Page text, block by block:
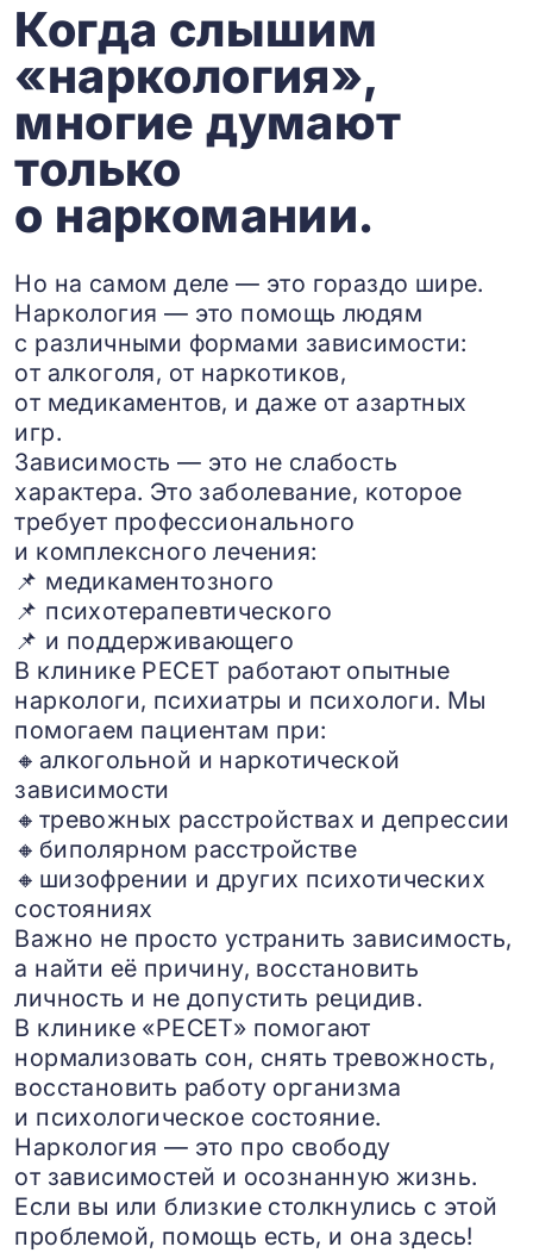
Когда слышим
«наркология»,
многие думают
только
о наркомании.
Но на самом деле — это гораздо шире.
Наркология — это помощь людям
с различными формами зависимости:
от алкоголя, от наркотиков,
от медикаментов, и даже от азартных
игр.
Зависимость — это не слабость
характера. Это заболевание, которое
требует профессионального
и комплексного лечения:
📌 медикаментозного
📌 психотерапевтического
📌 и поддерживающего
В клинике РЕСЕТ работают опытные
наркологи, психиатры и психологи. Мы
помогаем пациентам при:
🔸алкогольной и наркотической
зависимости
🔸тревожных расстройствах и депрессии
🔸биполярном расстройстве
🔸шизофрении и других психотических
состояниях
Важно не просто устранить зависимость,
а найти её причину, восстановить
личность и не допустить рецидив.
В клинике «РЕСЕТ» помогают
нормализовать сон, снять тревожность,
восстановить работу организма
и психологическое состояние.
Наркология — это про свободу
от зависимостей и осознанную жизнь.
Если вы или близкие столкнулись с этой
проблемой, помощь есть, и она здесь!